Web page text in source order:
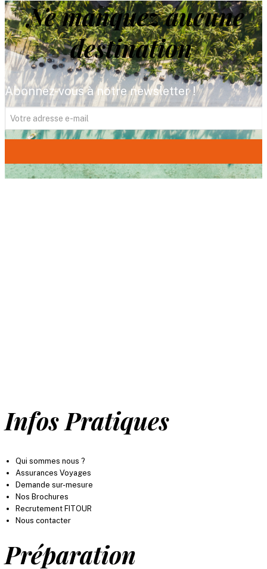
Ne manquez aucune
destination
Abonnez-vous à notre newsletter !
Infos Pratiques
Qui sommes nous ?
Assurances Voyages
Demande sur-mesure
Nos Brochures
Recrutement FITOUR
Nous contacter
Préparation